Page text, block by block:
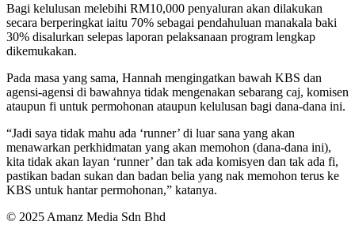
Bagi kelulusan melebihi RM10,000 penyaluran akan dilakukan
secara berperingkat iaitu 70% sebagai pendahuluan manakala baki
30% disalurkan selepas laporan pelaksanaan program lengkap
dikemukakan.
Pada masa yang sama, Hannah mengingatkan bawah KBS dan
agensi-agensi di bawahnya tidak mengenakan sebarang caj, komisen
ataupun fi untuk permohonan ataupun kelulusan bagi dana-dana ini.
“Jadi saya tidak mahu ada ‘runner’ di luar sana yang akan
menawarkan perkhidmatan yang akan memohon (dana-dana ini),
kita tidak akan layan ‘runner’ dan tak ada komisyen dan tak ada fi,
pastikan badan sukan dan badan belia yang nak memohon terus ke
KBS untuk hantar permohonan,” katanya.
© 2025 Amanz Media Sdn Bhd